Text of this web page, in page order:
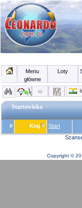
Menu
główne
Loty
Startowiska
# Kraj Start
Copyright ©